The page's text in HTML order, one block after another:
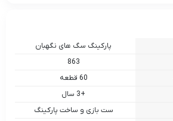
پارکینگ سگ‌ های نگهبان
863
60 قطعه
+3 سال
ست بازی و ساخت پارکینگ